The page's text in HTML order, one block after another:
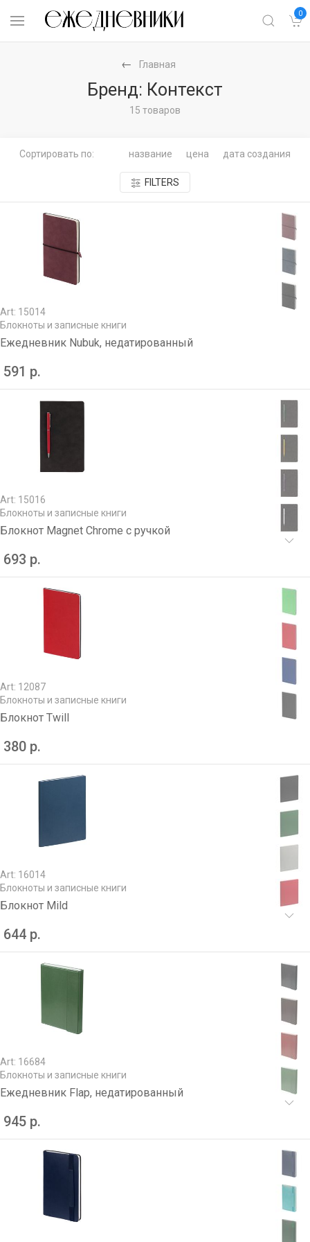
0
Главная
Бренд: Контекст
15 товаров
Сортировать по: название цена дата создания
FILTERS
Art: 15014
Блокноты и записные книги
Ежедневник Nubuk, недатированный
591 р.
Art: 15016
Блокноты и записные книги
Блокнот Magnet Chrome с ручкой
693 р.
Art: 12087
Блокноты и записные книги
Блокнот Twill
380 р.
Art: 16014
Блокноты и записные книги
Блокнот Mild
644 р.
Art: 16684
Блокноты и записные книги
Ежедневник Flap, недатированный
945 р.